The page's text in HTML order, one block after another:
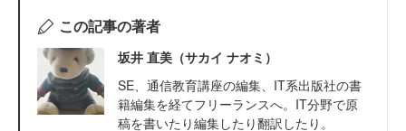
この記事の著者
坂井 直美（サカイ ナオミ）
SE、通信教育講座の編集、IT系出版社の書
籍編集を経てフリーランスへ。IT分野で原
稿を書いたり編集したり翻訳したり。